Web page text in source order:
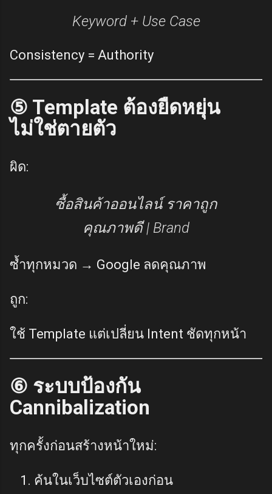
Keyword + Use Case
Consistency = Authority
⑤ Template ต้องยืดหยุ่น
ไม่ใช่ตายตัว
ผิด:
ซื้อสินค้าออนไลน์ ราคาถูก
คุณภาพดี | Brand
ซ้ำทุกหมวด → Google ลดคุณภาพ
ถูก:
ใช้ Template แต่เปลี่ยน Intent ชัดทุกหน้า
⑥ ระบบป้องกัน
Cannibalization
ทุกครั้งก่อนสร้างหน้าใหม่:
ค้นในเว็บไซต์ตัวเองก่อน